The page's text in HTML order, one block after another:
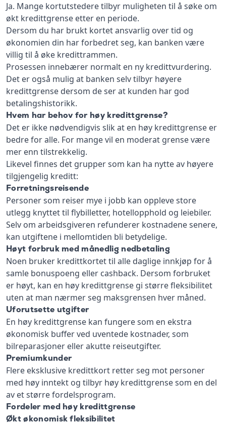
Ja. Mange kortutstedere tilbyr muligheten til å søke om
økt kredittgrense etter en periode.
Dersom du har brukt kortet ansvarlig over tid og
økonomien din har forbedret seg, kan banken være
villig til å øke kredittrammen.
Prosessen innebærer normalt en ny kredittvurdering.
Det er også mulig at banken selv tilbyr høyere
kredittgrense dersom de ser at kunden har god
betalingshistorikk.
Hvem har behov for høy kredittgrense?
Det er ikke nødvendigvis slik at en høy kredittgrense er
bedre for alle. For mange vil en moderat grense være
mer enn tilstrekkelig.
Likevel finnes det grupper som kan ha nytte av høyere
tilgjengelig kreditt:
Forretningsreisende
Personer som reiser mye i jobb kan oppleve store
utlegg knyttet til flybilletter, hotellopphold og leiebiler.
Selv om arbeidsgiveren refunderer kostnadene senere,
kan utgiftene i mellomtiden bli betydelige.
Høyt forbruk med månedlig nedbetaling
Noen bruker kredittkortet til alle daglige innkjøp for å
samle bonuspoeng eller cashback. Dersom forbruket
er høyt, kan en høy kredittgrense gi større fleksibilitet
uten at man nærmer seg maksgrensen hver måned.
Uforutsette utgifter
En høy kredittgrense kan fungere som en ekstra
økonomisk buffer ved uventede kostnader, som
bilreparasjoner eller akutte reiseutgifter.
Premiumkunder
Flere eksklusive kredittkort retter seg mot personer
med høy inntekt og tilbyr høy kredittgrense som en del
av et større fordelsprogram.
Fordeler med høy kredittgrense
Økt økonomisk fleksibilitet